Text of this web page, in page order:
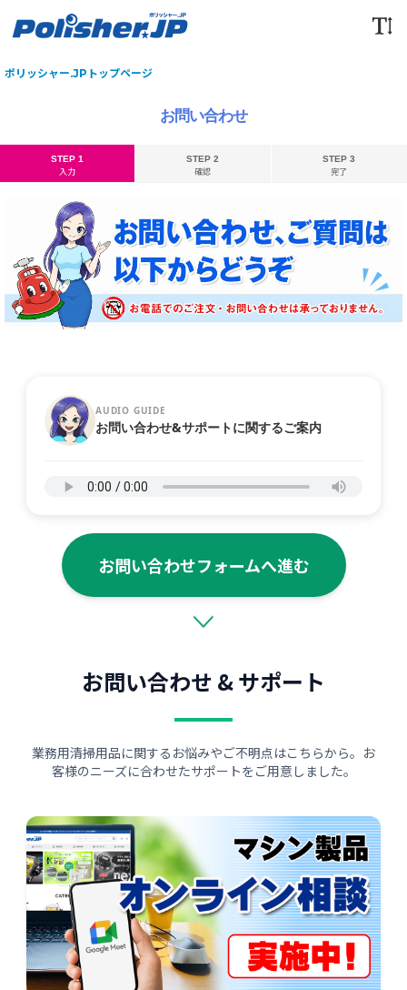
ポリッシャー.JPトップページ
お問い合わせ
STEP 1
入力
STEP 2
確認
STEP 3
完了
AUDIO GUIDE
お問い合わせ&サポートに関するご案内
お問い合わせフォームへ進む
お問い合わせ & サポート
業務用清掃用品に関するお悩みやご不明点はこちらから。お
客様のニーズに合わせたサポートをご用意しました。